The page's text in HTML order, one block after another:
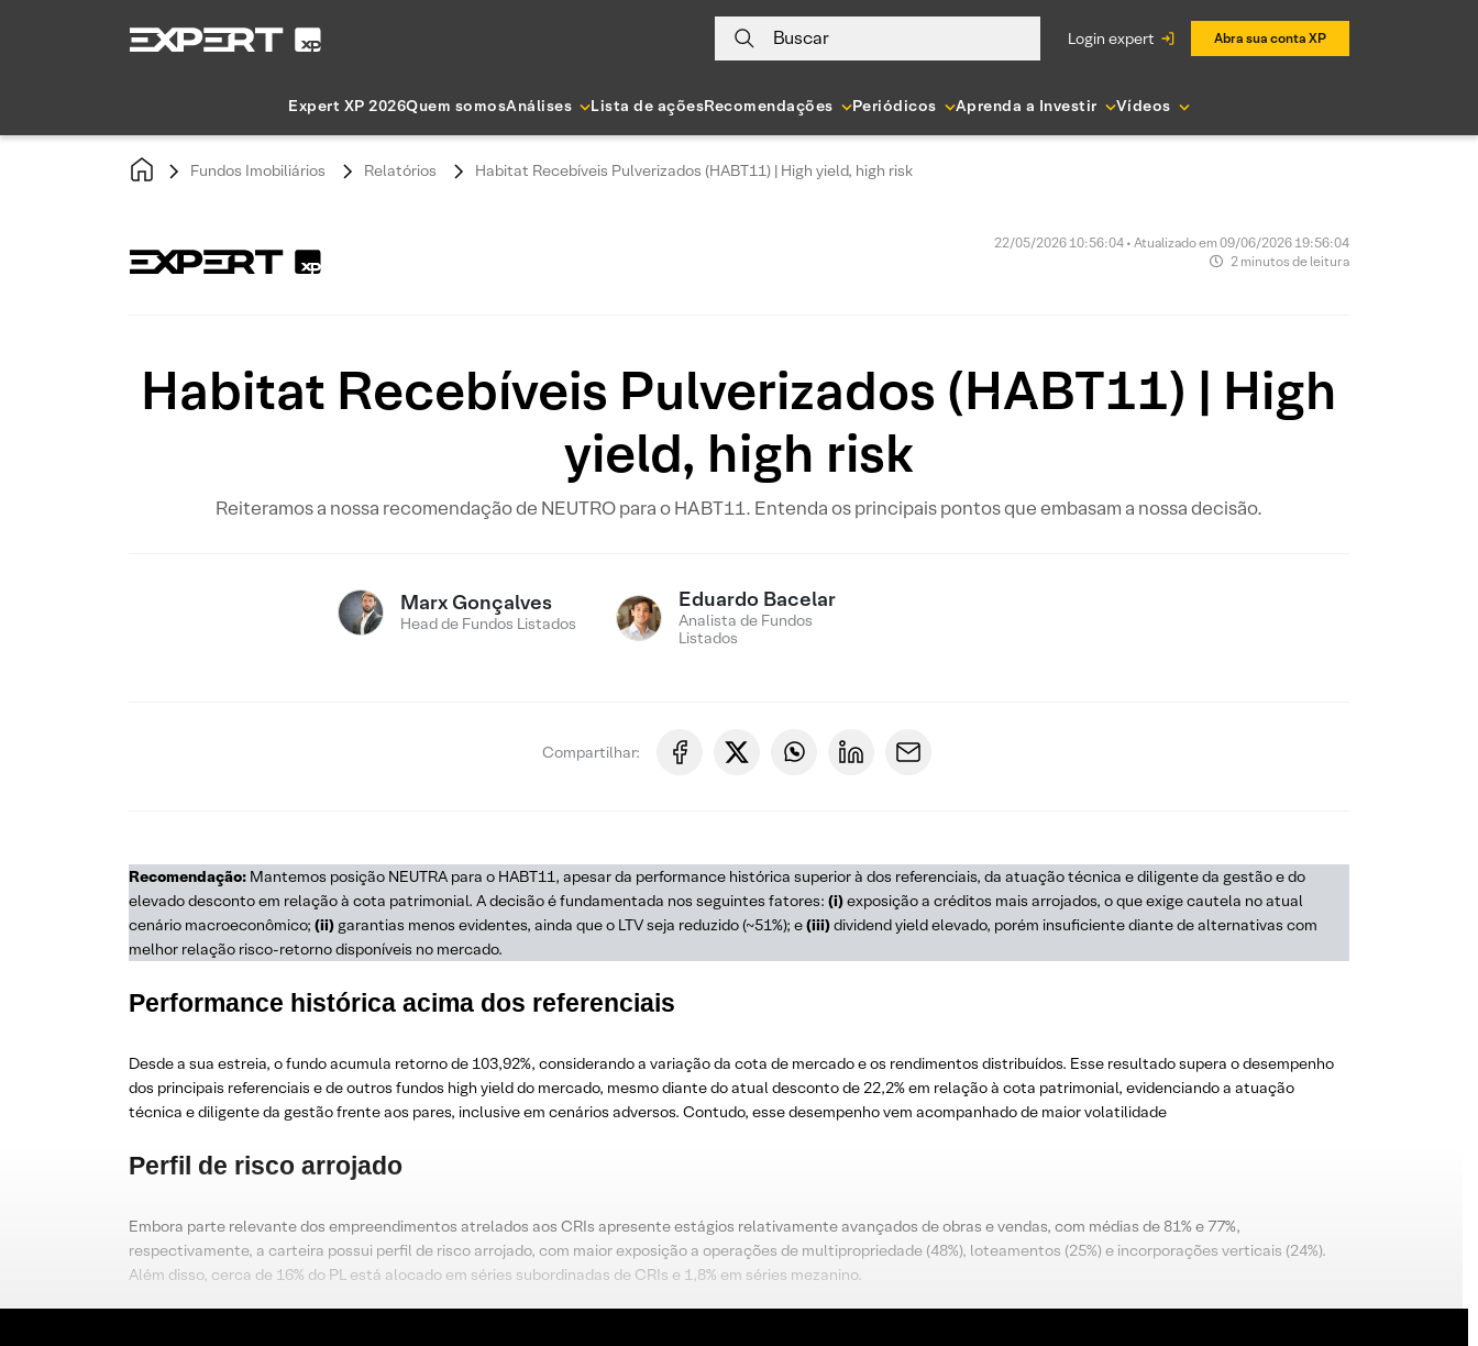
Buscar login expert Abra sua conta XP
Expert XP 2026Quem somosAnálises Lista de açõesRecomendações Periódicos Aprenda a Investir Vídeos
Fundos Imobiliários Relatórios Habitat Recebíveis Pulverizados (HABT11) | High yield, high risk
22/05/2026 10:56:04 • Atualizado em 09/06/2026 19:56:04
2 minutos de leitura
Habitat Recebíveis Pulverizados (HABT11) | High
yield, high risk
Reiteramos a nossa recomendação de NEUTRO para o HABT11. Entenda os principais pontos que embasam a nossa decisão.
Marx Gonçalves
Head de Fundos Listados
Eduardo Bacelar
Analista de Fundos
Listados
Compartilhar:
Recomendação: Mantemos posição NEUTRA para o HABT11, apesar da performance histórica superior à dos referenciais, da atuação técnica e diligente da gestão e do
elevado desconto em relação à cota patrimonial. A decisão é fundamentada nos seguintes fatores: (i)exposição a créditos mais arrojados, o que exige cautela no atual
cenário macroeconômico; (ii) garantias menos evidentes, ainda que o LTV seja reduzido (~51%); e(iii)dividend yield elevado, porém insuficiente diante de alternativas com
melhor relação risco-retorno disponíveis no mercado.
Performance histórica acima dos referenciais
Desde a sua estreia, o fundo acumula retorno de 103,92%, considerando a variação da cota de mercado e os rendimentos distribuídos. Esse resultado supera o desempenho
dos principais referenciais e de outros fundos high yield do mercado, mesmo diante do atual desconto de 22,2% em relação à cota patrimonial, evidenciando a atuação
técnica e diligente da gestão frente aos pares, inclusive em cenários adversos. Contudo, esse desempenho vem acompanhado de maior volatilidade
Perfil de risco arrojado
Embora parte relevante dos empreendimentos atrelados aos CRIs apresente estágios relativamente avançados de obras e vendas, com médias de 81% e 77%,
respectivamente, a carteira possui perfil de risco arrojado, com maior exposição a operações de multipropriedade (48%), loteamentos (25%) e incorporações verticais (24%).
Além disso, cerca de 16% do PL está alocado em séries subordinadas de CRIs e 1,8% em séries mezanino.